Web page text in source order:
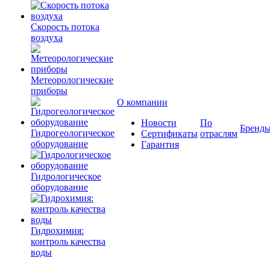
Скорость потока
воздуха
Метеорологические
приборы
Гидрогеологическое
оборудование
Гидрологическое
оборудование
Гидрохимия:
контроль качества
воды
О компании
Новости
Сертификаты
Гарантия
По
отраслям